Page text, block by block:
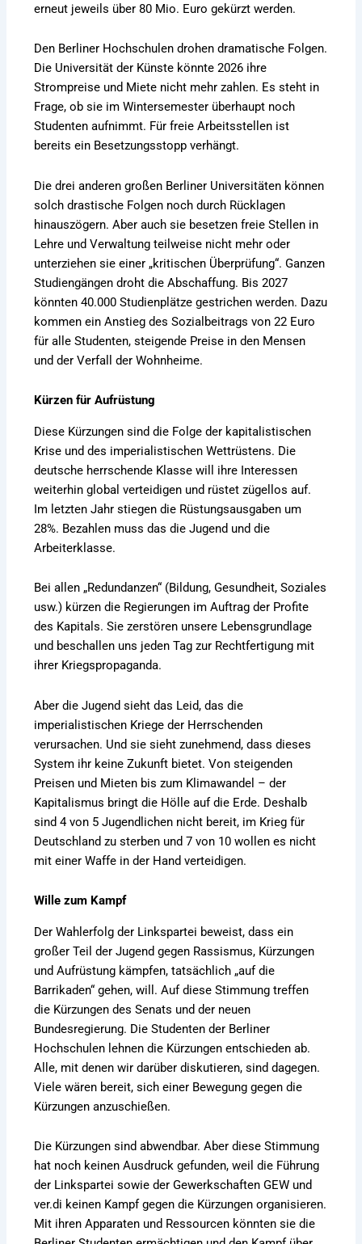
erneut jeweils über 80 Mio. Euro gekürzt werden.
Den Berliner Hochschulen drohen dramatische Folgen.
Die Universität der Künste könnte 2026 ihre
Strompreise und Miete nicht mehr zahlen. Es steht in
Frage, ob sie im Wintersemester überhaupt noch
Studenten aufnimmt. Für freie Arbeitsstellen ist
bereits ein Besetzungsstopp verhängt.
Die drei anderen großen Berliner Universitäten können
solch drastische Folgen noch durch Rücklagen
hinauszögern. Aber auch sie besetzen freie Stellen in
Lehre und Verwaltung teilweise nicht mehr oder
unterziehen sie einer „kritischen Überprüfung“. Ganzen
Studiengängen droht die Abschaffung. Bis 2027
könnten 40.000 Studienplätze gestrichen werden. Dazu
kommen ein Anstieg des Sozialbeitrags von 22 Euro
für alle Studenten, steigende Preise in den Mensen
und der Verfall der Wohnheime.
Kürzen für Aufrüstung
Diese Kürzungen sind die Folge der kapitalistischen
Krise und des imperialistischen Wettrüstens. Die
deutsche herrschende Klasse will ihre Interessen
weiterhin global verteidigen und rüstet zügellos auf.
Im letzten Jahr stiegen die Rüstungsausgaben um
28%. Bezahlen muss das die Jugend und die
Arbeiterklasse.
Bei allen „Redundanzen“ (Bildung, Gesundheit, Soziales
usw.) kürzen die Regierungen im Auftrag der Profite
des Kapitals. Sie zerstören unsere Lebensgrundlage
und beschallen uns jeden Tag zur Rechtfertigung mit
ihrer Kriegspropaganda.
Aber die Jugend sieht das Leid, das die
imperialistischen Kriege der Herrschenden
verursachen. Und sie sieht zunehmend, dass dieses
System ihr keine Zukunft bietet. Von steigenden
Preisen und Mieten bis zum Klimawandel – der
Kapitalismus bringt die Hölle auf die Erde. Deshalb
sind 4 von 5 Jugendlichen nicht bereit, im Krieg für
Deutschland zu sterben und 7 von 10 wollen es nicht
mit einer Waffe in der Hand verteidigen.
Wille zum Kampf
Der Wahlerfolg der Linkspartei beweist, dass ein
großer Teil der Jugend gegen Rassismus, Kürzungen
und Aufrüstung kämpfen, tatsächlich „auf die
Barrikaden“ gehen, will. Auf diese Stimmung treffen
die Kürzungen des Senats und der neuen
Bundesregierung. Die Studenten der Berliner
Hochschulen lehnen die Kürzungen entschieden ab.
Alle, mit denen wir darüber diskutieren, sind dagegen.
Viele wären bereit, sich einer Bewegung gegen die
Kürzungen anzuschießen.
Die Kürzungen sind abwendbar. Aber diese Stimmung
hat noch keinen Ausdruck gefunden, weil die Führung
der Linkspartei sowie der Gewerkschaften GEW und
ver.di keinen Kampf gegen die Kürzungen organisieren.
Mit ihren Apparaten und Ressourcen könnten sie die